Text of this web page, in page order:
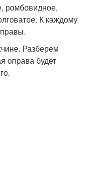
ромбовидное,
К каждому
Разберем
оправа будет